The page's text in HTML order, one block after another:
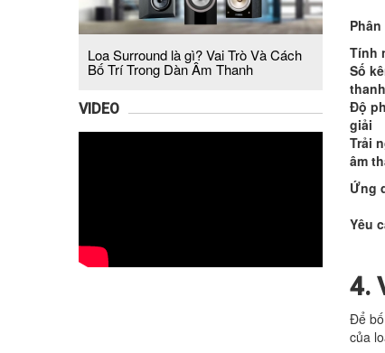
Loa Surround là gì? Vai Trò Và Cách
Bố Trí Trong Dàn Âm Thanh
VIDEO
Tính
Số
thanh
Độ
giải
Trải
âm
Ứng
Yêu
4.
Để
của